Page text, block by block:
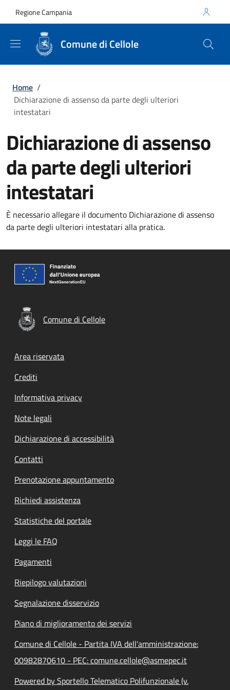
Regione Campania
Comune di Cellole
Briciole di pane
Home /
Dichiarazione di assenso da parte degli ulteriori
intestatari
Dichiarazione di assenso
da parte degli ulteriori
intestatari
È necessario allegare il documento Dichiarazione di assenso
da parte degli ulteriori intestatari alla pratica.
Comune di Cellole
Footer menu
Area riservata
Crediti
Informativa privacy
Note legali
Dichiarazione di accessibilità
Contatti
Prenotazione appuntamento
Richiedi assistenza
Statistiche del portale
Leggi le FAQ
Pagamenti
Riepilogo valutazioni
Segnalazione disservizio
Piano di miglioramento dei servizi
Comune di Cellole - Partita IVA dell'amministrazione:
00982870610 - PEC: comune.cellole@asmepec.it
Powered by Sportello Telematico Polifunzionale (v.